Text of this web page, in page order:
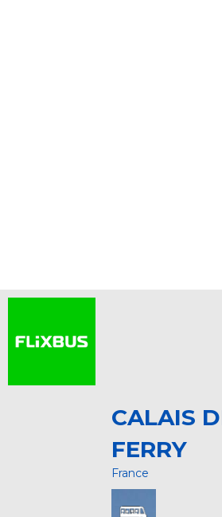
CALAIS
FERRY
France